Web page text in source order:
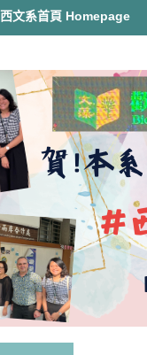
西文系首頁 Homepage